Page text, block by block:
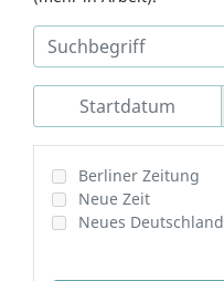
Berliner Zeitung
Neue Zeit
Neues Deutschland